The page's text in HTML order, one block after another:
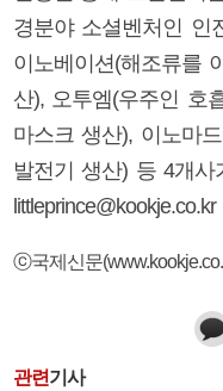
경분야 소셜벤처인 인
이노베이션(해조류를
산), 오투엠(우주인 호
마스크 생산), 이노마
발전기 생산) 등 4개
littleprince@kookje.co.kr
ⓒ국제신문
관련기사